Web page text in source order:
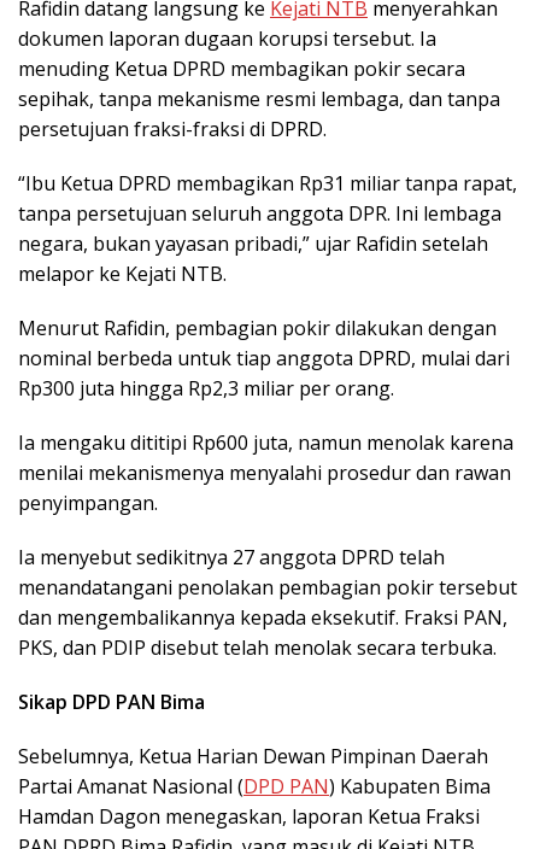
Rafidin datang langsung ke Kejati NTB menyerahkan
dokumen laporan dugaan korupsi tersebut. Ia
menuding Ketua DPRD membagikan pokir secara
sepihak, tanpa mekanisme resmi lembaga, dan tanpa
persetujuan fraksi-fraksi di DPRD.
“Ibu Ketua DPRD membagikan Rp31 miliar tanpa rapat,
tanpa persetujuan seluruh anggota DPR. Ini lembaga
negara, bukan yayasan pribadi,” ujar Rafidin setelah
melapor ke Kejati NTB.
Menurut Rafidin, pembagian pokir dilakukan dengan
nominal berbeda untuk tiap anggota DPRD, mulai dari
Rp300 juta hingga Rp2,3 miliar per orang.
Ia mengaku dititipi Rp600 juta, namun menolak karena
menilai mekanismenya menyalahi prosedur dan rawan
penyimpangan.
Ia menyebut sedikitnya 27 anggota DPRD telah
menandatangani penolakan pembagian pokir tersebut
dan mengembalikannya kepada eksekutif. Fraksi PAN,
PKS, dan PDIP disebut telah menolak secara terbuka.
Sikap DPD PAN Bima
Sebelumnya, Ketua Harian Dewan Pimpinan Daerah
Partai Amanat Nasional (DPD PAN) Kabupaten Bima
Hamdan Dagon menegaskan, laporan Ketua Fraksi